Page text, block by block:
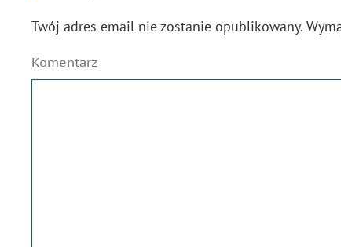
Twój adres email nie zostanie opublikowany.
Komentarz